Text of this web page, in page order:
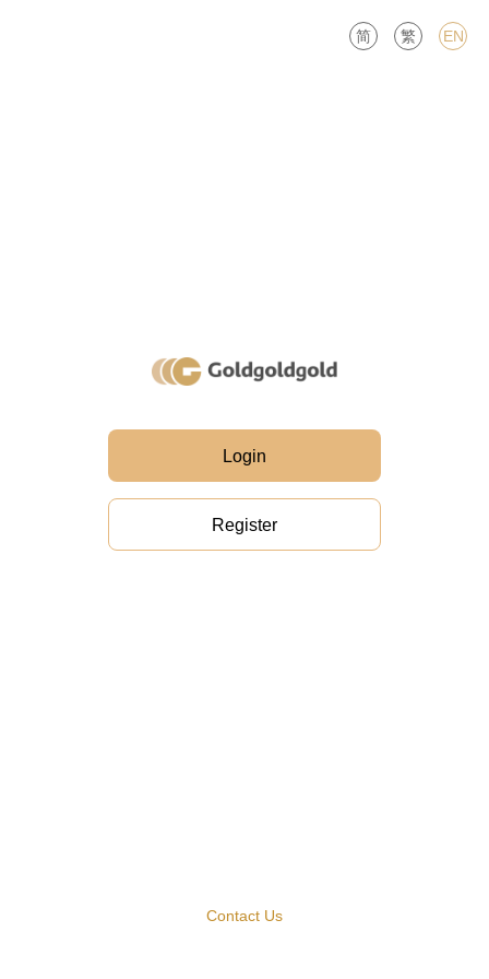
简 繁 EN
Login
Register
Contact Us